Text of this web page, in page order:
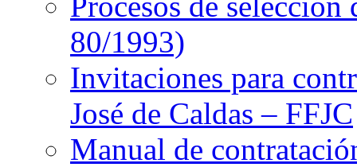
80/1993)
Invitaciones para
José de Caldas – FFJC
Manual de